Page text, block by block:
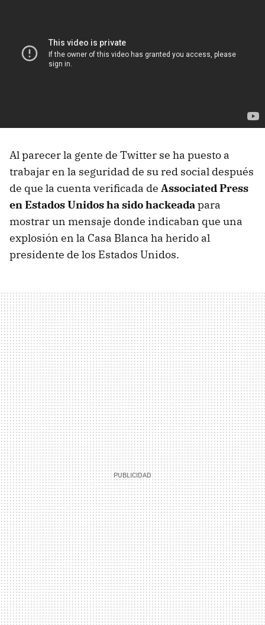
Al parecer la gente de Twitter se ha puesto a
trabajar en la seguridad de su red social después
de que la cuenta verificada de Associated Press
en Estados Unidos ha sido hackeadapara
mostrar un mensaje donde indicaban que una
explosión en la Casa Blanca ha herido al
presidente de los Estados Unidos.